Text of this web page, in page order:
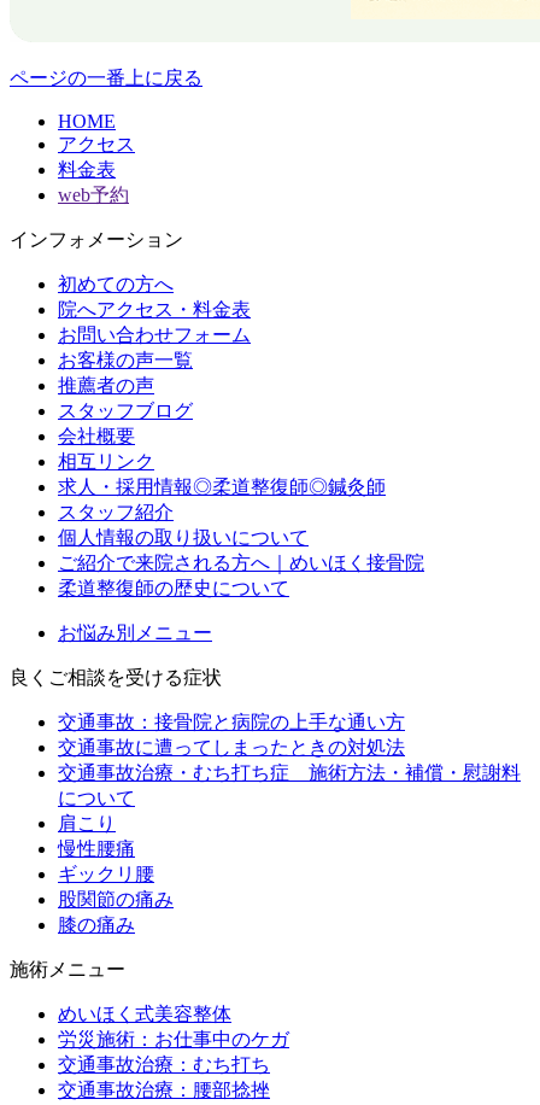
ページの一番上に戻る
HOME
アクセス
料金表
web予約
インフォメーション
初めての方へ
院へアクセス・料金表
お問い合わせフォーム
お客様の声一覧
推薦者の声
スタッフブログ
会社概要
相互リンク
求人・採用情報◎柔道整復師◎鍼灸師
スタッフ紹介
個人情報の取り扱いについて
ご紹介で来院される方へ｜めいほく接骨院
柔道整復師の歴史について
お悩み別メニュー
良くご相談を受ける症状
交通事故：接骨院と病院の上手な通い方
交通事故に遭ってしまったときの対処法
交通事故治療・むち打ち症 施術方法・補償・慰謝料
について
肩こり
慢性腰痛
ギックリ腰
股関節の痛み
膝の痛み
施術メニュー
めいほく式美容整体
労災施術：お仕事中のケガ
交通事故治療：むち打ち
交通事故治療：腰部捻挫